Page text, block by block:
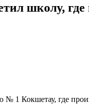
школу,
Кокшетау, где